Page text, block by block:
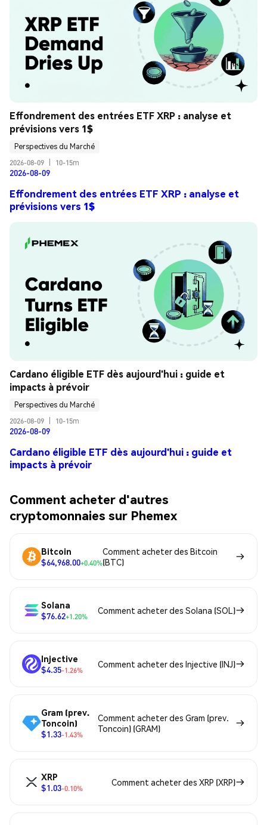
Effondrement des entrées ETF XRP : analyse et
prévisions vers 1$
Perspectives du Marché
2026-08-09
10-15m
2026-08-09
Effondrement des entrées ETF XRP : analyse et
prévisions vers 1$
Cardano éligible ETF dès aujourd'hui : guide et
impacts à prévoir
Perspectives du Marché
2026-08-09
10-15m
2026-08-09
Cardano éligible ETF dès aujourd'hui : guide et
impacts à prévoir
Comment acheter d'autres
cryptomonnaies sur Phemex
Bitcoin
$64,968.00+0.40%
Comment acheter des Bitcoin
(BTC)
Solana
$76.62+1.20%
Comment acheter des Solana (SOL)
Injective
$4.35-1.26%
Comment acheter des Injective (INJ)
Gram (prev.
Toncoin)
$1.33-1.43%
Comment acheter des Gram (prev.
Toncoin) (GRAM)
XRP
$1.03-0.10%
Comment acheter des XRP (XRP)